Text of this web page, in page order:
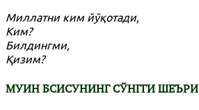
Миллатни ким йўқотади,
Ким?
Билдингми,
Қизим?
МУИН БСИСУНИНГ СЎНГГИ ШЕЪРИ